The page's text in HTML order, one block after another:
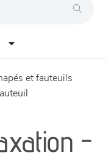
et fauteuils
fauteuil
-